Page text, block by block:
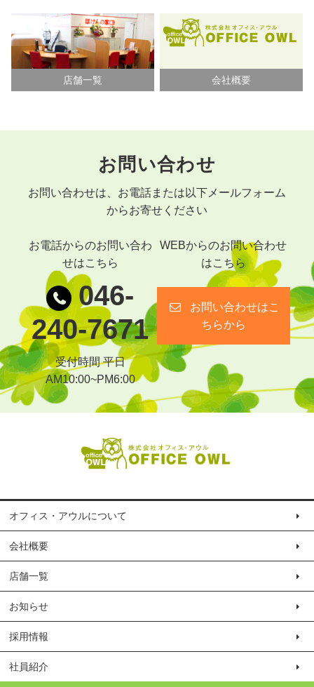
店舗一覧 会社概要
お問い合わせ
お問い合わせは、お電話または以下メールフォーム
からお寄せください
お電話からのお問い合わ
せはこちら
046-
240-7671
受付時間 平日
AM10:00~PM6:00
WEBからのお問い合わせ
はこちら
お問い合わせはこ
ちらから
オフィス・アウルについて
会社概要
店舗一覧
お知らせ
採用情報
社員紹介